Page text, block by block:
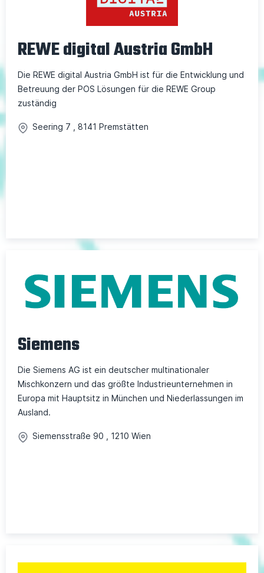
REWE digital Austria GmbH
Die REWE digital Austria GmbH ist für die Entwicklung und
Betreuung der POS Lösungen für die REWE Group
zuständig
Seering 7 8141 Premstätten
Siemens
Die Siemens AG ist ein deutscher multinationaler
Mischkonzern und das größte Industrieunternehmen in
Europa mit Hauptsitz in München und Niederlassungen im
Ausland.
Siemensstraße 90 1210 Wien